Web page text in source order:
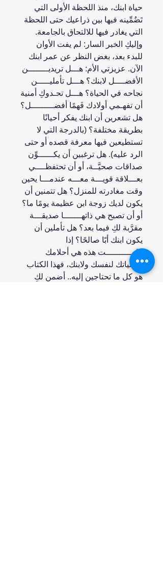
حياة ابنك، منذ اللحظة الأولى التي
تَضُمِّينه فيها بين ذراعيك حتى اللحظة
التي يغادر فيها للالتحاق بالجامعة.
وإليكِ الخبر السار: لم يفت الأوان
للبدء بعد، بغض النظر عن عمر ابنك
الآن. عزيزتي الأم: هـــل تريديــــــــن
الأفضــــل لابنك؟ هـــل تأمليـــــن
نجاحه في الحياة؟ هـــل تحـدوكِ أمنية
أن تفهـمي أولادك فَهمًا أفضـــــــــل؟
هل تشعرين أن ابنك يفكر أحيانًا
بطريقة مختلفة؟ (بالدرجة التي لا
تستطيعين فيها معرفة قصده أو حتى
الرد عليه). هل ترغبين أن يكــــــوِّن
صداقات صحيَّــة، أو أن تحتفظــــي
بعـــلاقة قويـــة معـــه عندمـــا يحين
وقت مغادرته للمنزل؟ هل تتمنين أن
يكون لديك زوجة ابن عظيمة يومًا ما؟
أو أن تصبح هي ذاتهـــــــا صديقـــة
مقرَّبة لكِ فيما بعد؟ هل تأملين أن
يكون ابنك أبًا صالحًا؟ إذا
كانـــــــــــت هذه هي أحلامك
وأمنياتك لنفسك ولابنك، فهذا الكتاب
هو كل ما تحتاجين إليه.. أضمن لكِ